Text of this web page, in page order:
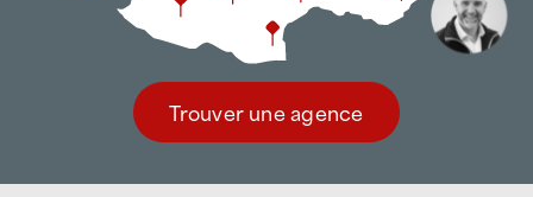
Trouver une agence